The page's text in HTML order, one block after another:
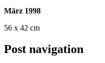
März 1998
56 x 42 cm
Post navigation